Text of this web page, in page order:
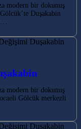
modern bir dokunuş
Duşakabin
modern bir dokunuş
Gölcük merkezli